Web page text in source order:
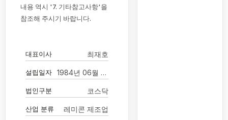
내용 역시 '7. 기타참고사항'을
참조해 주시기 바랍니다.
대표이사 최재호
설립일자 1984년 06월 13일
법인구분 코스닥
산업 분류 레미콘 제조업